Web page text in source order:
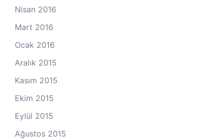
Nisan 2016
Mart 2016
Ocak 2016
Aralık 2015
Kasım 2015
Ekim 2015
Eylül 2015
Ağustos 2015